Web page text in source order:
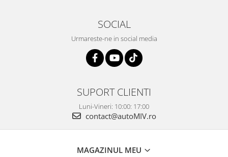
SOCIAL
Urmareste-ne in social media
SUPORT CLIENTI
Luni-Vineri: 10:00: 17:00
contact@autoMIV.ro
MAGAZINUL MEU